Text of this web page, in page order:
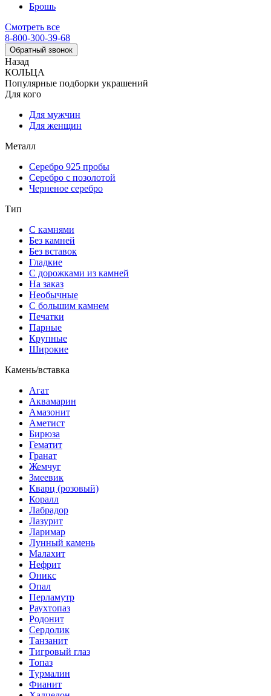
Брошь
Смотреть все
8-800-300-39-68
Обратный звонок
Назад
КОЛЬЦА
Популярные подборки украшений
Для кого
Для мужчин
Для женщин
Металл
Серебро 925 пробы
Серебро с позолотой
Черненое серебро
Тип
С камнями
Без камней
Без вставок
Гладкие
С дорожками из камней
На заказ
Необычные
С большим камнем
Печатки
Парные
Крупные
Широкие
Камень/вставка
Агат
Аквамарин
Амазонит
Аметист
Бирюза
Гематит
Гранат
Жемчуг
Змеевик
Кварц (розовый)
Коралл
Лабрадор
Лазурит
Ларимар
Лунный камень
Малахит
Нефрит
Оникс
Опал
Перламутр
Раухтопаз
Родонит
Сердолик
Танзанит
Тигровый глаз
Топаз
Турмалин
Фианит